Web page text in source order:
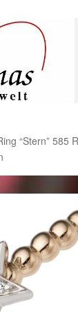
“Stern” 585